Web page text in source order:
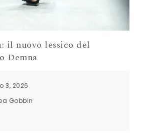
il nuovo lessico del
Demna
3, 2026
Gobbin